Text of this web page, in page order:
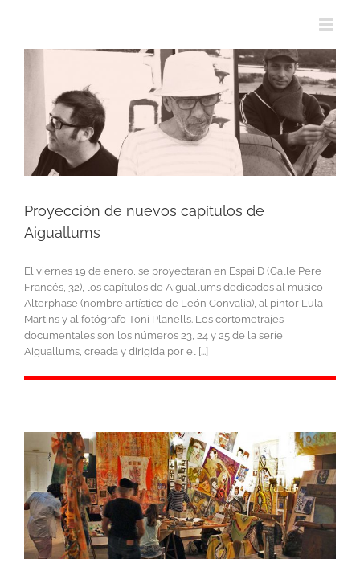
Proyección de nuevos capítulos de
Aiguallums
El viernes 19 de enero, se proyectarán en Espai D (Calle Pere
Francés, 32), los capítulos de Aiguallums dedicados al músico
Alterphase (nombre artístico de León Convalia), al pintor Lula
Martins y al fotógrafo Toni Planells. Los cortometrajes
documentales son los números 23, 24 y 25 de la serie
Aiguallums, creada y dirigida por el [...]